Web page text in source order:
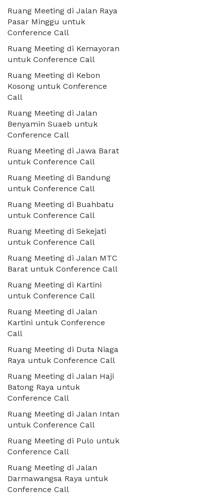
Ruang Meeting di Jalan Raya
Pasar Minggu untuk
Conference Call
Ruang Meeting di Kemayoran
untuk Conference Call
Ruang Meeting di Kebon
Kosong untuk Conference
Call
Ruang Meeting di Jalan
Benyamin Suaeb untuk
Conference Call
Ruang Meeting di Jawa Barat
untuk Conference Call
Ruang Meeting di Bandung
untuk Conference Call
Ruang Meeting di Buahbatu
untuk Conference Call
Ruang Meeting di Sekejati
untuk Conference Call
Ruang Meeting di Jalan MTC
Barat untuk Conference Call
Ruang Meeting di Kartini
untuk Conference Call
Ruang Meeting di Jalan
Kartini untuk Conference
Call
Ruang Meeting di Duta Niaga
Raya untuk Conference Call
Ruang Meeting di Jalan Haji
Batong Raya untuk
Conference Call
Ruang Meeting di Jalan Intan
untuk Conference Call
Ruang Meeting di Pulo untuk
Conference Call
Ruang Meeting di Jalan
Darmawangsa Raya untuk
Conference Call